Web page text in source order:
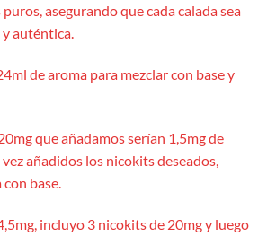
asegurando que cada calada sea
auténtica.
de aroma para mezclar con base y
que añadamos serían 1,5mg de
añadidos los nicokits deseados,
base.
incluyo 3 nicokits de 20mg y luego